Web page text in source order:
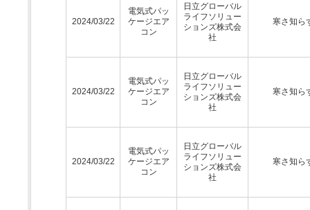
2024/03/22
電気式パッ
ケージエア
コン
日立グローバル
ライフソリュー
ションズ株式会
社
寒さ知ら
2024/03/22
電気式パッ
ケージエア
コン
日立グローバル
ライフソリュー
ションズ株式会
社
寒さ知ら
2024/03/22
電気式パッ
ケージエア
コン
日立グローバル
ライフソリュー
ションズ株式会
社
寒さ知ら